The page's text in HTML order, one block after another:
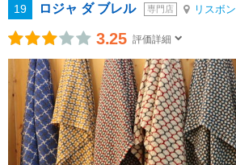
19 ロジャ ダ ブレル 専門店 リスボン
3.25 評価詳細